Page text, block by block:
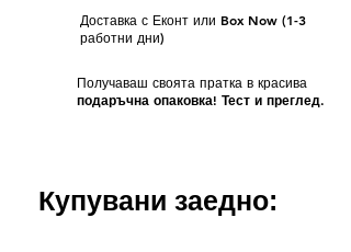
Доставка с Еконт или Box Now (1-3
работни дни)
Получаваш своята пратка в красива
подаръчна опаковка! Тест и преглед.
Купувани заедно: